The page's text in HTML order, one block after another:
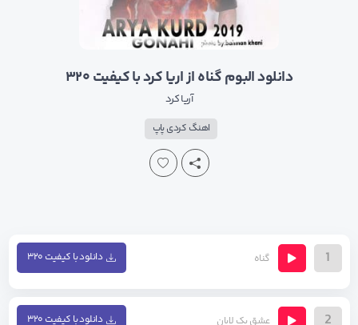
دانلود البوم گناه از اریا کرد با کیفیت ۳۲۰
آریا کرد
اهنگ کردی پاپ
1 گناه دانلود با کیفیت ۳۲۰
2 عشق یک لایان دانلود با کیفیت ۳۲۰